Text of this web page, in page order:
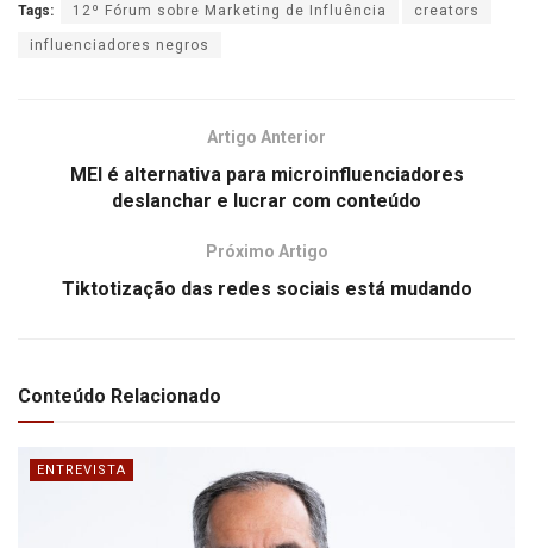
Tags: 12º Fórum sobre Marketing de Influência creators
influenciadores negros
Artigo Anterior
MEI é alternativa para microinfluenciadores
deslanchar e lucrar com conteúdo
Próximo Artigo
Tiktotização das redes sociais está mudando
Conteúdo Relacionado
ENTREVISTA